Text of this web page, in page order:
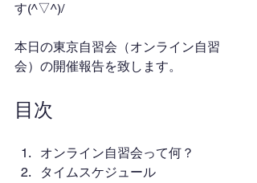
す(^▽^)/
本日の東京自習会（オンライン自習
会）の開催報告を致します。
目次
オンライン自習会って何？
タイムスケジュール